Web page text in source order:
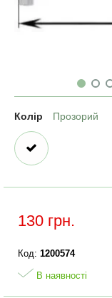
Колір Прозорий
130 грн.
Код: 1200574
В наявності